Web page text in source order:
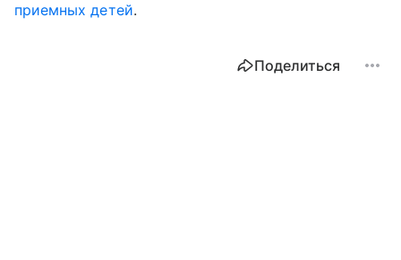
приемных детей.
Поделиться